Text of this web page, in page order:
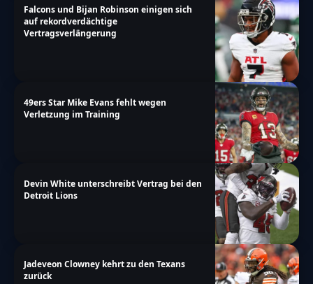
{"single-vote":"Stimme","multiple-
votes":"Stimmen","single-
a-more\/nfl\/raiders-verpflichten-qb-jimmy-
garoppolo-vertrag-3-jahre"}
Falcons und Bijan Robinson einigen sich
auf rekordverdächtige
Vertragsverlängerung
49ers Star Mike Evans fehlt wegen
Verletzung im Training
Devin White unterschreibt Vertrag bei den
Detroit Lions
Jadeveon Clowney kehrt zu den Texans
zurück